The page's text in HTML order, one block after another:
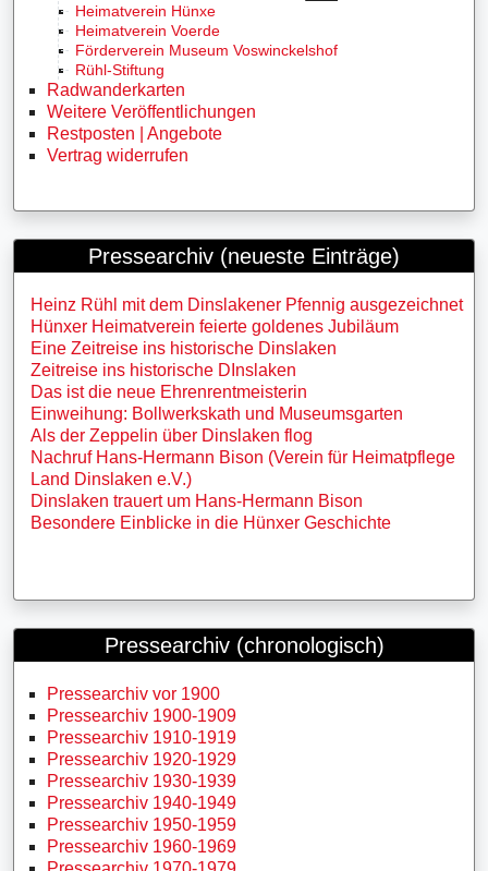
Heimatverein Hünxe
Heimatverein Voerde
Förderverein Museum Voswinckelshof
Rühl-Stiftung
Radwanderkarten
Weitere Veröffentlichungen
Restposten | Angebote
Vertrag widerrufen
Pressearchiv (neueste Einträge)
Heinz Rühl mit dem Dinslakener Pfennig ausgezeichnet
Hünxer Heimatverein feierte goldenes Jubiläum
Eine Zeitreise ins historische Dinslaken
Zeitreise ins historische DInslaken
Das ist die neue Ehrenrentmeisterin
Einweihung: Bollwerkskath und Museumsgarten
Als der Zeppelin über Dinslaken flog
Nachruf Hans-Hermann Bison (Verein für Heimatpflege
Land Dinslaken e.V.)
Dinslaken trauert um Hans-Hermann Bison
Besondere Einblicke in die Hünxer Geschichte
Pressearchiv (chronologisch)
Pressearchiv vor 1900
Pressearchiv 1900-1909
Pressearchiv 1910-1919
Pressearchiv 1920-1929
Pressearchiv 1930-1939
Pressearchiv 1940-1949
Pressearchiv 1950-1959
Pressearchiv 1960-1969